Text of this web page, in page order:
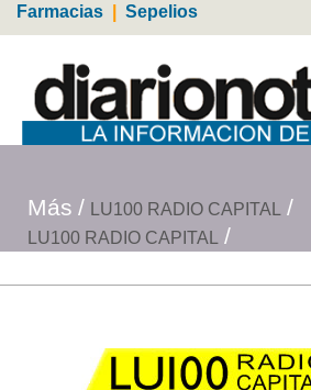
Farmacias Sepelios
Más
LU100 RADIO CAPITAL
LU100 RADIO CAPITAL